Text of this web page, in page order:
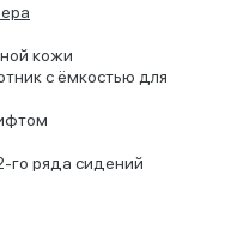
кожи
с ёмкостью для
го ряда сидений